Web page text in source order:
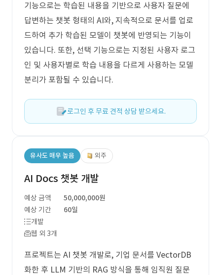
기능으로는 학습된 내용을 기반으로 사용자 질문에
답변하는 챗봇 형태의 AI와, 지속적으로 문서를 업로
드하여 추가 학습된 모델이 챗봇에 반영되는 기능이
있습니다. 또한, 선택 기능으로는 지정된 사용자 로그
인 및 사용자별로 학습 내용을 다르게 사용하는 모델
분리가 포함될 수 있습니다.
로그인 후 무료 견적 상담 받으세요.
유사도 매우 높음 외주
AI Docs 챗봇 개발
예상 금액
50,000,000원
예상 기간
60일
개발
웹 외 3개
프로젝트는 AI 챗봇 개발로, 기업 문서를 VectorDB
화한 후 LLM 기반의 RAG 방식을 통해 임직원 질문